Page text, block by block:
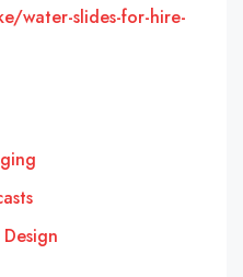
water-slides-for-hire-